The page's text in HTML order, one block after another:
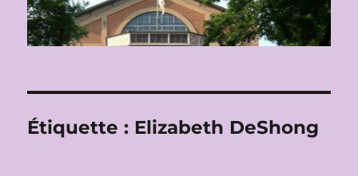
Étiquette : Elizabeth DeShong